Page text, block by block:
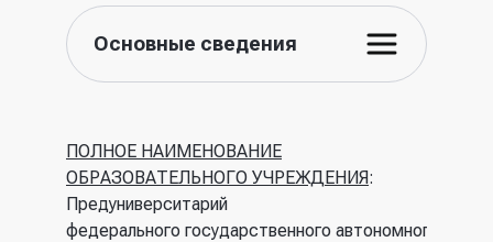
ПОЛНОЕ НАИМЕНОВАНИЕ
ОБРАЗОВАТЕЛЬНОГО УЧРЕЖДЕНИЯ:
Предуниверситарий
федерального государственного автономного
Основные сведения